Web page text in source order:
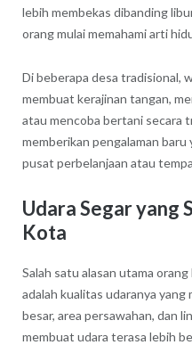
lebih membekas dibanding
orang mulai memahami arti
Di beberapa desa tradisional,
membuat kerajinan tangan,
atau mencoba bertani secara
memberikan pengalaman
pusat perbelanjaan atau
Udara Segar yang
Kota
Salah satu alasan utama
adalah kualitas udaranya
besar, area persawahan, dan
membuat udara terasa lebih